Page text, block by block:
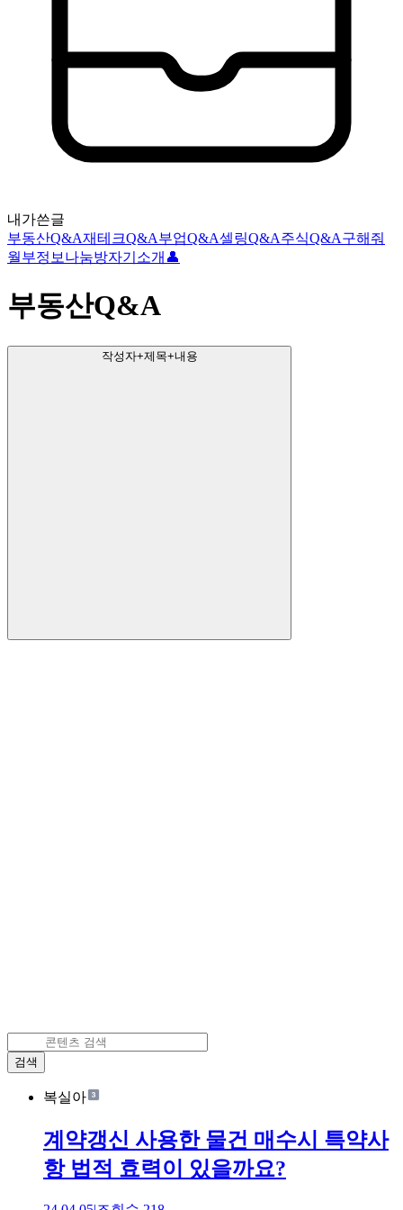
내가쓴글
부동산Q&A재테크Q&A부업Q&A셀링Q&A주식Q&A구해줘
월부정보나눔방자기소개👤
부동산Q&A
작성자+제목+내용
검색
복실아
계약갱신 사용한 물건 매수시 특약사
항 법적 효력이 있을까요?